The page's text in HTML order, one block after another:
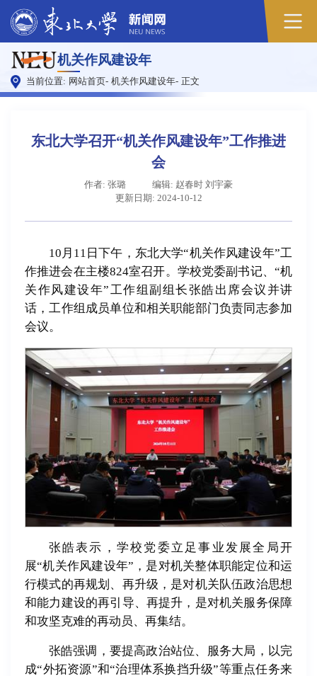
机关作风建设年
当前位置: 网站首页- 机关作风建设年- 正文
东北大学召开“机关作风建设年”工作推进
会
作者: 张璐
编辑: 赵春时 刘宇豪
更新日期: 2024-10-12
10月11日下午，东北大学“机关作风建设年”工
作推进会在主楼824室召开。学校党委副书记、“机
关作风建设年”工作组副组长张皓出席会议并讲
话，工作组成员单位和相关职能部门负责同志参加
会议。
张皓表示，学校党委立足事业发展全局开
展“机关作风建设年”，是对机关整体职能定位和运
行模式的再规划、再升级，是对机关队伍政治思想
和能力建设的再引导、再提升，是对机关服务保障
和攻坚克难的再动员、再集结。
张皓强调，要提高政治站位、服务大局，以完
成“外拓资源”和“治理体系换挡升级”等重点任务来
原